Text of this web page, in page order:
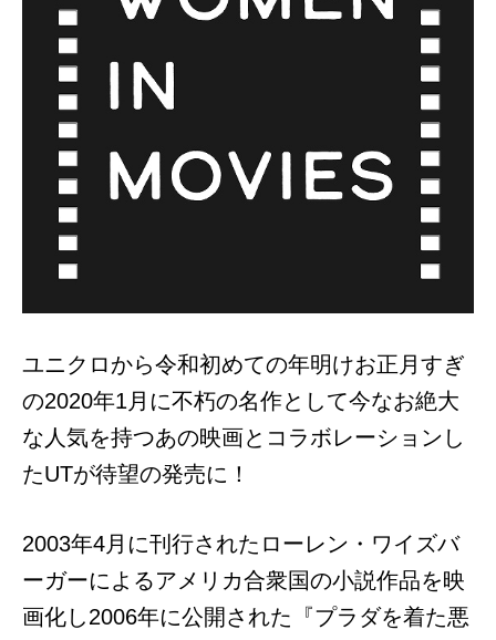
ユニクロから令和初めての年明けお正月すぎ
の2020年1月に不朽の名作として今なお絶大
な人気を持つあの映画とコラボレーションし
たUTが待望の発売に！
2003年4月に刊行されたローレン・ワイズバ
ーガーによるアメリカ合衆国の小説作品を映
画化し2006年に公開された『プラダを着た悪